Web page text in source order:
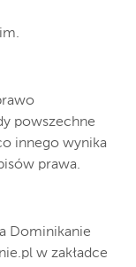
powszechne
innego wynika
prawa.
Dominikanie
w zakładce